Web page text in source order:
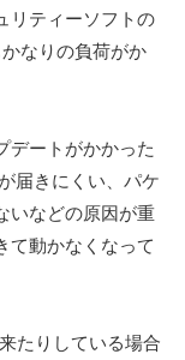
リティーソフトの
なりの負荷がか
デートがかかった
届きにくい、パケ
いなどの原因が重
て動かなくなって
たりしている場合